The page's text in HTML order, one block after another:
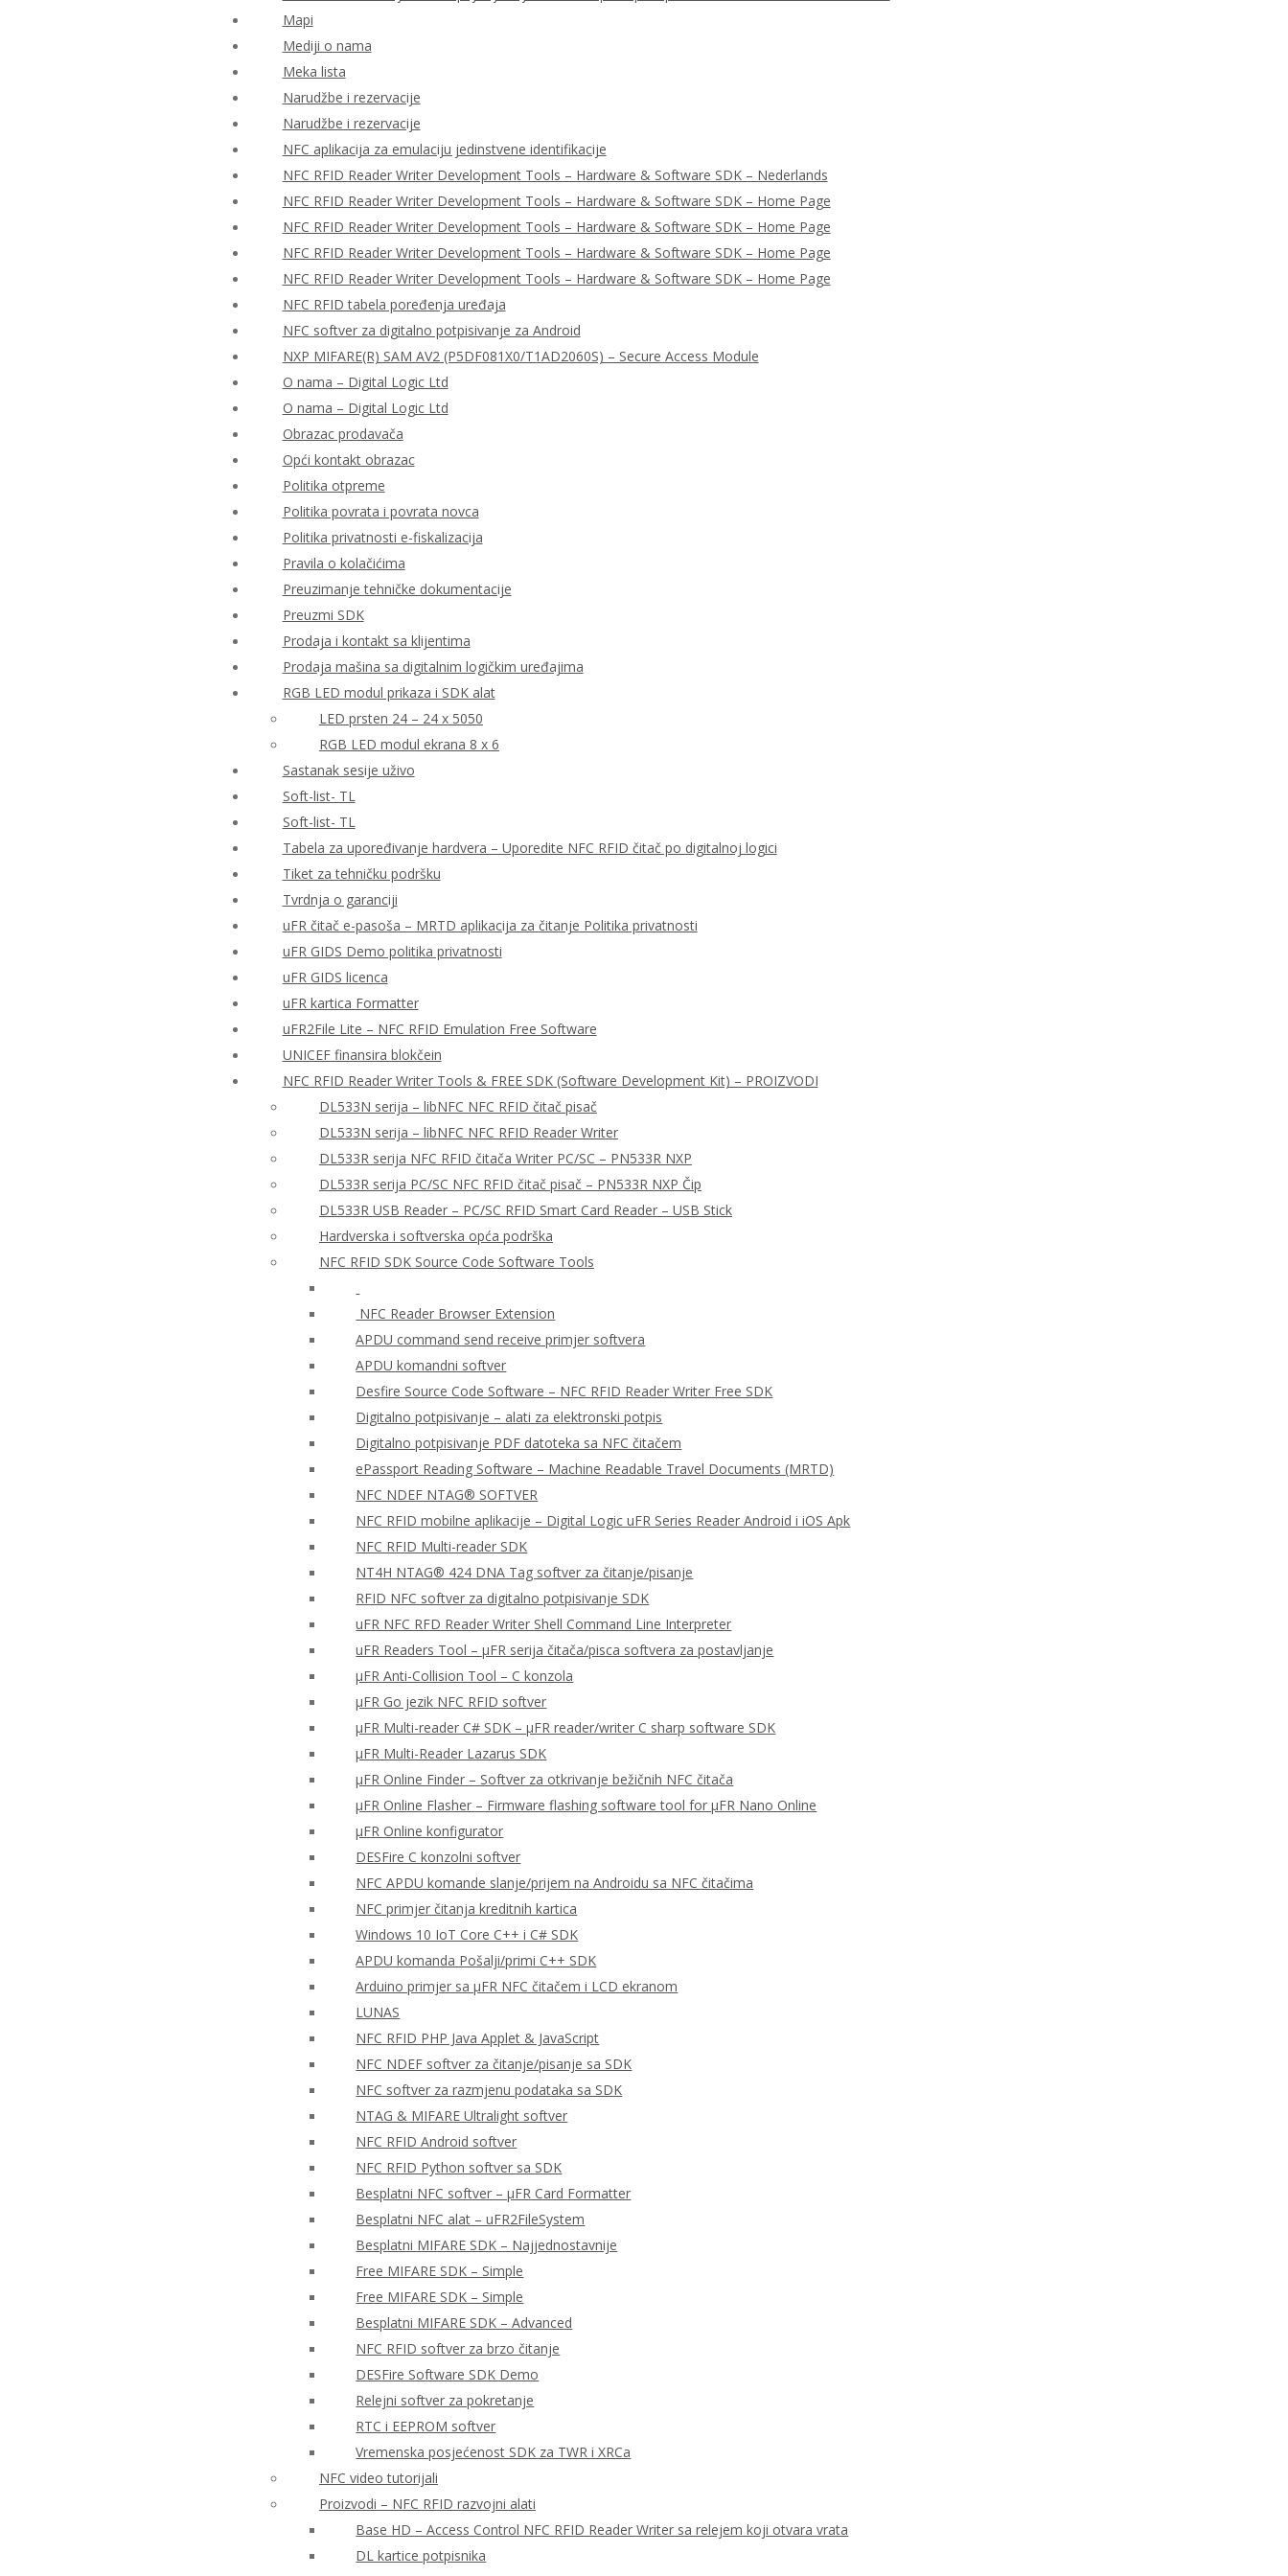
Mapi
Mediji o nama
Meka lista
Narudžbe i rezervacije
Narudžbe i rezervacije
NFC aplikacija za emulaciju jedinstvene identifikacije
NFC RFID Reader Writer Development Tools – Hardware & Software SDK – Nederlands
NFC RFID Reader Writer Development Tools – Hardware & Software SDK – Home Page
NFC RFID Reader Writer Development Tools – Hardware & Software SDK – Home Page
NFC RFID Reader Writer Development Tools – Hardware & Software SDK – Home Page
NFC RFID Reader Writer Development Tools – Hardware & Software SDK – Home Page
NFC RFID tabela poređenja uređaja
NFC softver za digitalno potpisivanje za Android
NXP MIFARE(R) SAM AV2 (P5DF081X0/T1AD2060S) – Secure Access Module
O nama – Digital Logic Ltd
O nama – Digital Logic Ltd
Obrazac prodavača
Opći kontakt obrazac
Politika otpreme
Politika povrata i povrata novca
Politika privatnosti e-fiskalizacija
Pravila o kolačićima
Preuzimanje tehničke dokumentacije
Preuzmi SDK
Prodaja i kontakt sa klijentima
Prodaja mašina sa digitalnim logičkim uređajima
RGB LED modul prikaza i SDK alat
LED prsten 24 – 24 x 5050
RGB LED modul ekrana 8 x 6
Sastanak sesije uživo
Soft-list- TL
Soft-list- TL
Tabela za upoređivanje hardvera – Uporedite NFC RFID čitač po digitalnoj logici
Tiket za tehničku podršku
Tvrdnja o garanciji
uFR čitač e-pasoša – MRTD aplikacija za čitanje Politika privatnosti
uFR GIDS Demo politika privatnosti
uFR GIDS licenca
uFR kartica Formatter
uFR2File Lite – NFC RFID Emulation Free Software
UNICEF finansira blokčein
NFC RFID Reader Writer Tools & FREE SDK (Software Development Kit) – PROIZVODI
DL533N serija – libNFC NFC RFID čitač pisač
DL533N serija – libNFC NFC RFID Reader Writer
DL533R serija NFC RFID čitača Writer PC/SC – PN533R NXP
DL533R serija PC/SC NFC RFID čitač pisač – PN533R NXP Čip
DL533R USB Reader – PC/SC RFID Smart Card Reader – USB Stick
Hardverska i softverska opća podrška
NFC RFID SDK Source Code Software Tools
NFC Reader Browser Extension
APDU command send receive primjer softvera
APDU komandni softver
Desfire Source Code Software – NFC RFID Reader Writer Free SDK
Digitalno potpisivanje – alati za elektronski potpis
Digitalno potpisivanje PDF datoteka sa NFC čitačem
ePassport Reading Software – Machine Readable Travel Documents (MRTD)
NFC NDEF NTAG® SOFTVER
NFC RFID mobilne aplikacije – Digital Logic uFR Series Reader Android i iOS Apk
NFC RFID Multi-reader SDK
NT4H NTAG® 424 DNA Tag softver za čitanje/pisanje
RFID NFC softver za digitalno potpisivanje SDK
uFR NFC RFD Reader Writer Shell Command Line Interpreter
uFR Readers Tool – μFR serija čitača/pisca softvera za postavljanje
μFR Anti-Collision Tool – C konzola
μFR Go jezik NFC RFID softver
μFR Multi-reader C# SDK – μFR reader/writer C sharp software SDK
μFR Multi-Reader Lazarus SDK
μFR Online Finder – Softver za otkrivanje bežičnih NFC čitača
μFR Online Flasher – Firmware flashing software tool for μFR Nano Online
μFR Online konfigurator
DESFire C konzolni softver
NFC APDU komande slanje/prijem na Androidu sa NFC čitačima
NFC primjer čitanja kreditnih kartica
Windows 10 IoT Core C++ i C# SDK
APDU komanda Pošalji/primi C++ SDK
Arduino primjer sa μFR NFC čitačem i LCD ekranom
LUNAS
NFC RFID PHP Java Applet & JavaScript
NFC NDEF softver za čitanje/pisanje sa SDK
NFC softver za razmjenu podataka sa SDK
NTAG & MIFARE Ultralight softver
NFC RFID Android softver
NFC RFID Python softver sa SDK
Besplatni NFC softver – μFR Card Formatter
Besplatni NFC alat – uFR2FileSystem
Besplatni MIFARE SDK – Najjednostavnije
Free MIFARE SDK – Simple
Free MIFARE SDK – Simple
Besplatni MIFARE SDK – Advanced
NFC RFID softver za brzo čitanje
DESFire Software SDK Demo
Relejni softver za pokretanje
RTC i EEPROM softver
Vremenska posjećenost SDK za TWR i XRCa
NFC video tutorijali
Proizvodi – NFC RFID razvojni alati
Base HD – Access Control NFC RFID Reader Writer sa relejem koji otvara vrata
DL kartice potpisnika